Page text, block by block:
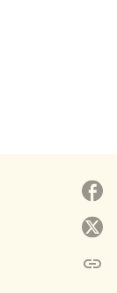
link